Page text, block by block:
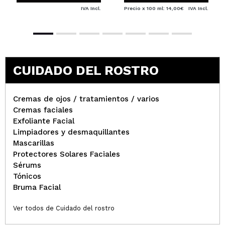
IVA Incl. Precio x 100 ml: 14,00€ IVA Incl.
CUIDADO DEL ROSTRO
Cremas de ojos / tratamientos / varios
Cremas faciales
Exfoliante Facial
Limpiadores y desmaquillantes
Mascarillas
Protectores Solares Faciales
Sérums
Tónicos
Bruma Facial
Ver todos de Cuidado del rostro